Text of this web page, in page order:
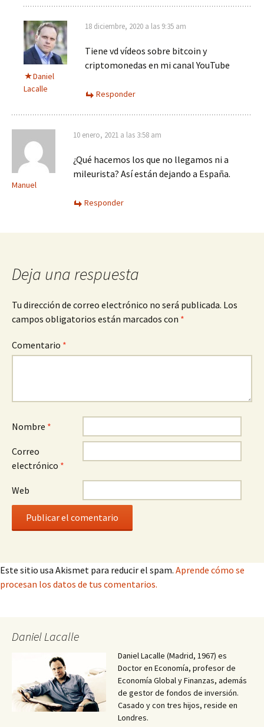
Daniel
Lacalle
18 diciembre, 2020 a las 9:35 am
Tiene vd vídeos sobre bitcoin y
criptomonedas en mi canal YouTube
Responder
Manuel
10 enero, 2021 a las 3:58 am
¿Qué hacemos los que no llegamos ni a
mileurista? Así están dejando a España.
Responder
Deja una respuesta
Tu dirección de correo electrónico no será publicada. Los
campos obligatorios están marcados con *
Comentario *
Nombre *
Correo
electrónico *
Web
Este sitio usa Akismet para reducir el spam. Aprende cómo se
procesan los datos de tus comentarios.
Daniel Lacalle
Daniel Lacalle (Madrid, 1967) es
Doctor en Economía, profesor de
Economía Global y Finanzas, además
de gestor de fondos de inversión.
Casado y con tres hijos, reside en
Londres.